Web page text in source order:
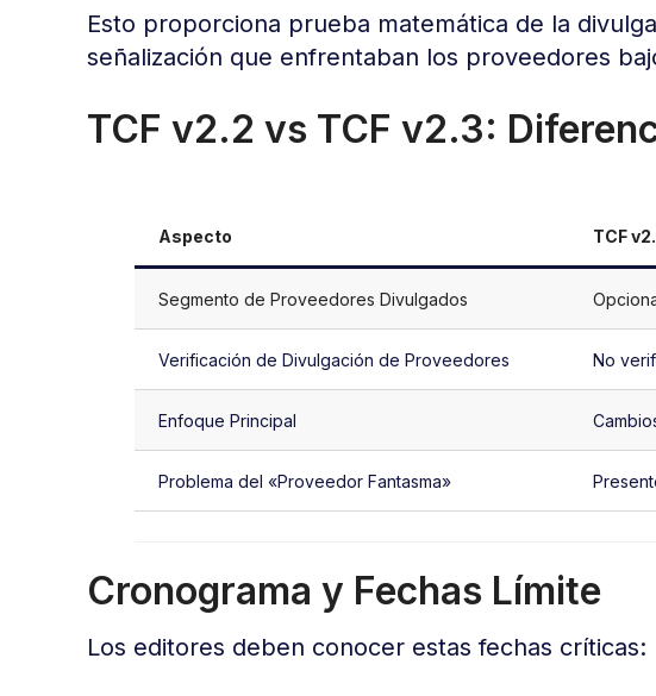
Esto proporciona prueba matemática de la
señalización que enfrentaban los proveedores
TCF v2.2 vs TCF v2.3:
Aspecto TCF
Segmento de Proveedores Divulgados
Verificación de Divulgación de Proveedores No
Enfoque Principal
Problema del «Proveedor Fantasma»
Cronograma y Fechas Límite
Los editores deben conocer estas fechas críticas: